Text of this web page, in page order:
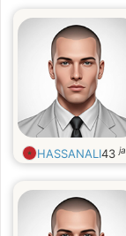
HASSANALI43